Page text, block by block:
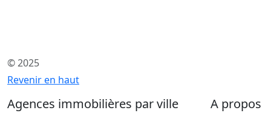
© 2025
Revenir en haut
Agences immobilières par ville A propos